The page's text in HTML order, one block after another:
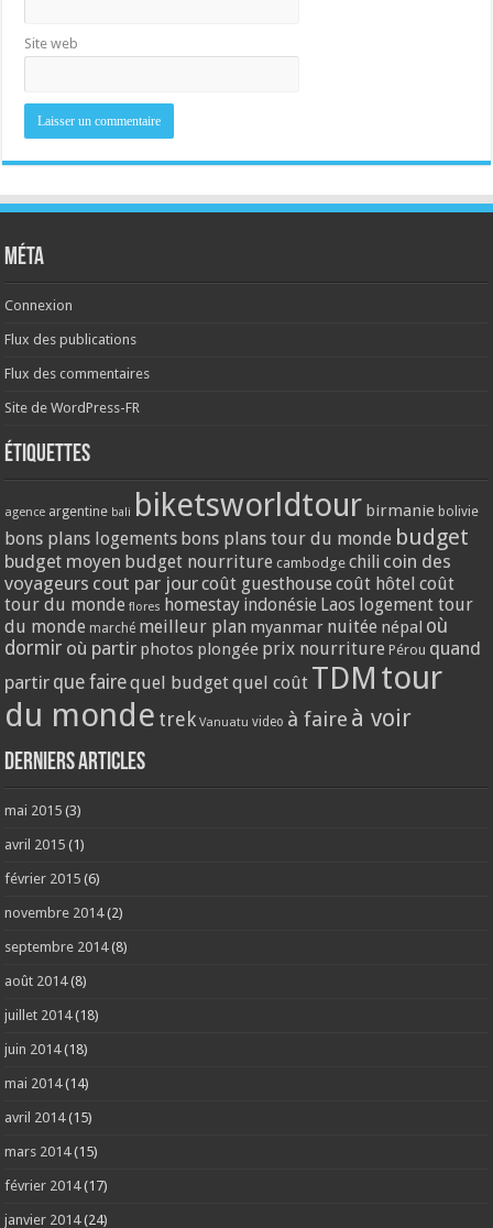
Site web
Méta
Connexion
Flux des publications
Flux des commentaires
Site de WordPress-FR
Étiquettes
agence argentine bali biketsworldtour birmanie bolivie
bons plans logements bons plans tour du monde budget
budget moyen budget nourriture cambodge chili coin des
voyageurs cout par jourcoût guesthouse coût hôtel coût
tour du monde flores homestay indonésie Laos logement tour
du monde marché meilleur plan myanmar nuitée népal où
dormir où partir photos plongée prix nourriture Pérou quand
partir que fairequel budgetquel coût TDM tour
du monde trek Vanuatu video à faire à voir
Derniers articles
mai 2015 (3)
avril 2015 (1)
février 2015 (6)
novembre 2014(2)
septembre 2014(8)
août 2014(8)
juillet 2014(18)
juin 2014(18)
mai 2014(14)
avril 2014(15)
mars 2014(15)
février 2014(17)
janvier 2014(24)